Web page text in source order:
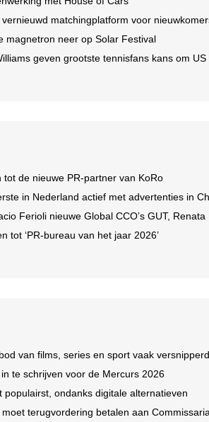
matchingplatform voor
magnetron neer op Solar Festival
geven grootste tennisfans kans om
tot de nieuwe PR-partner van KoRo
in Nederland actief met advertenties in
nieuwe Global CCO’s GUT, Renata
tot ‘PR-bureau van het jaar 2026’
van films, series en sport vaak versnipperd
te schrijven voor de Mercurs 2026
populairst, ondanks digitale alternatieven
terugvordering betalen aan